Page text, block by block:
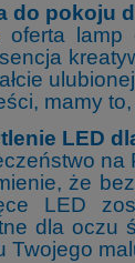
do pokoju
oferta lamp
mamy
LED
na
że
LED
dla oczu
Twojego